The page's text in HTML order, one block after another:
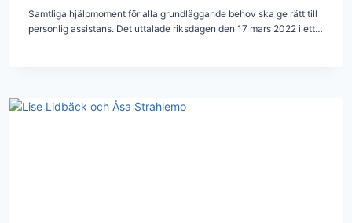
Samtliga hjälpmoment för alla grundläggande behov ska ge rätt till
personlig assistans. Det uttalade riksdagen den 17 mars 2022 i ett…